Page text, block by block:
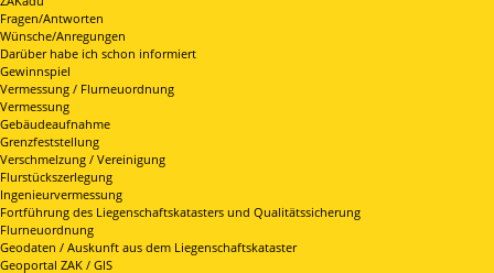
Fragen/Antworten
Wünsche/Anregungen
Darüber habe ich schon informiert
Gewinnspiel
Vermessung / Flurneuordnung
Vermessung
Gebäudeaufnahme
Grenzfeststellung
Verschmelzung / Vereinigung
Flurstückszerlegung
Ingenieurvermessung
Fortführung des Liegenschaftskatasters und Qualitätssicherung
Flurneuordnung
Geodaten / Auskunft aus dem Liegenschaftskataster
Geoportal ZAK / GIS